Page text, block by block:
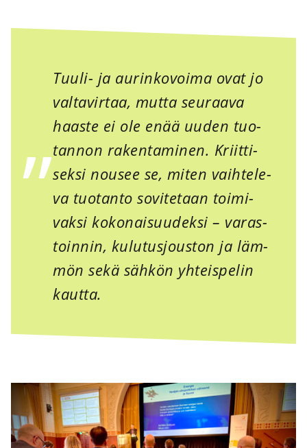
Tuu­li- ja aurin­ko­voi­ma ovat jo
val­ta­vir­taa, mut­ta seu­raa­va
haas­te ei ole enää uuden tuo­
tan­non raken­ta­mi­nen. Kriit­ti­
sek­si nousee se, miten vaih­te­le­
va tuo­tan­to sovi­te­taan toi­mi­
vak­si koko­nai­suu­dek­si – varas­
toin­nin, kulu­tus­jous­ton ja läm­
mön sekä säh­kön yhteis­pe­lin
kaut­ta.